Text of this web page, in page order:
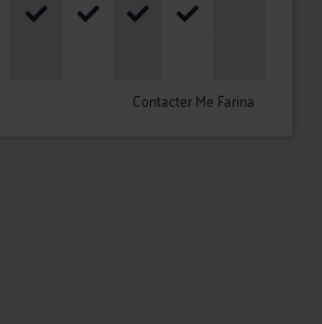
Contacter Me Farina